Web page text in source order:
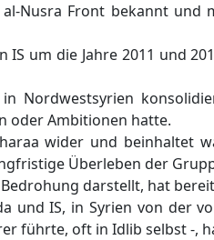
Nusra Front bekannt und
um die Jahre 2011 und
Nordwestsyrien
oder Ambitionen hatte.
wider und beinhaltet
Überleben der
darstellt, hat
und IS, in Syrien von der
führte, oft in Idlib selbst -,